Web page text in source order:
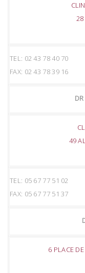
28
TEL: 02 43 78 40 70
FAX: 02 43 78 39 16
49
TEL: 05 67 77 51 02
FAX: 05 67 77 51 37
6 PLACE